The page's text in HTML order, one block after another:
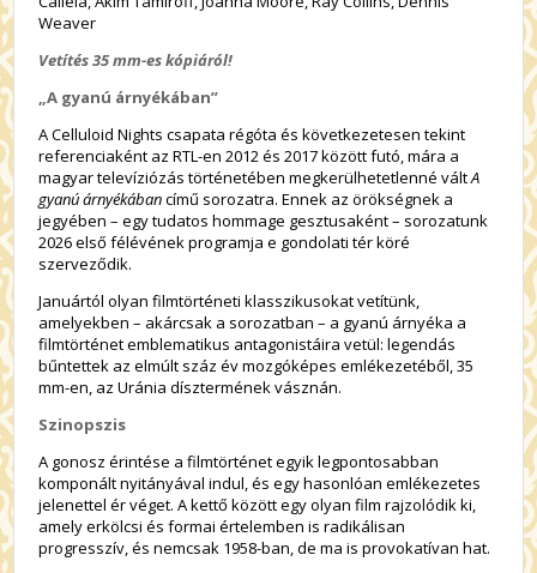
Weaver
Vetítés 35 mm-es kópiáról!
„A gyanú árnyékában”
A Celluloid Nights csapata régóta és következetesen tekint
referenciaként az RTL-en 2012 és 2017 között futó, mára a
magyar televíziózás történetében megkerülhetetlenné váltA
gyanú árnyékábancímű sorozatra. Ennek az örökségnek a
jegyében – egy tudatos hommage gesztusaként – sorozatunk
2026 első félévének programja e gondolati tér köré
szerveződik.
Januártól olyan filmtörténeti klasszikusokat vetítünk,
amelyekben – akárcsak a sorozatban – a gyanú árnyéka a
filmtörténet emblematikus antagonistáira vetül: legendás
bűntettek az elmúlt száz év mozgóképes emlékezetéből, 35
mm-en, az Uránia dísztermének vásznán.
Szinopszis
A gonosz érintése a filmtörténet egyik legpontosabban
komponált nyitányával indul, és egy hasonlóan emlékezetes
jelenettel ér véget. A kettő között egy olyan film rajzolódik ki,
amely erkölcsi és formai értelemben is radikálisan
progresszív, és nemcsak 1958-ban, de ma is provokatívan hat.